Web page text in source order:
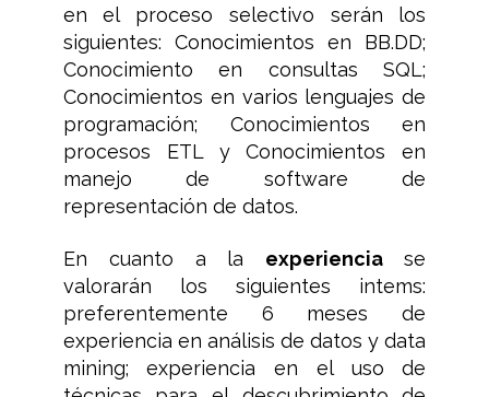
en el proceso selectivo serán los
siguientes: Conocimientos en BB.DD;
Conocimiento en consultas SQL;
Conocimientos en varios lenguajes de
programación; Conocimientos en
procesos ETL y Conocimientos en
manejo de software de
representación de datos.
En cuanto a la experienciase
valorarán los siguientes intems:
preferentemente 6 meses de
experiencia en análisis de datos y data
mining; experiencia en el uso de